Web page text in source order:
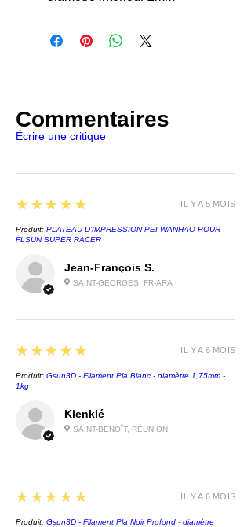
Sidewinder X2
Genius pro
Commentaires
Écrire une critique
Jean-François S.
SAINT-GEORGES, FR-ARA
5
★★★★★
Produit: PLATEAU D'IMPRESSION PEI WANHAO POUR
FLSUN SUPER RACER
IL Y A 5 MOIS
Klenklé
SAINT-BENOÎT, RÉUNION
5
★★★★★
Produit: Gsun3D - Filament Pla Blanc - diamètre 1,75mm -
1kg
IL Y A 6 MOIS
5
★★★★★
Produit: Gsun3D - Filament Pla Noir Profond - diamètre
IL Y A 6 MOIS